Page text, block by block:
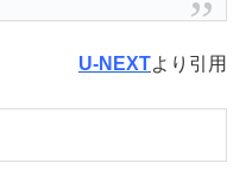
U-NEXTより引用